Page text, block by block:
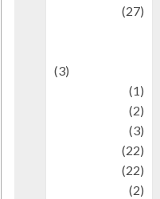
(27)
(3)
(1)
(2)
(3)
(22)
(22)
(2)